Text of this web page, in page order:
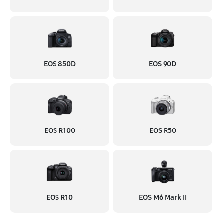
EOS 850D EOS 90D
EOS R100 EOS R50
EOS R10 EOS M6 Mark II